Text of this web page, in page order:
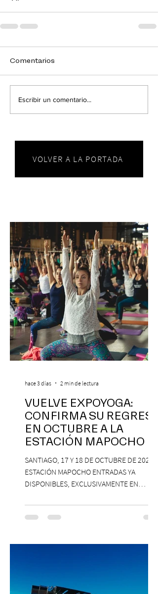
Comentarios
Escribir un comentario...
VOLVER A LA PORTADA
VUELVE EXPOYOGA:
CONFIRMA SU REGRESO
EN OCTUBRE A LA
ESTACIÓN MAPOCHO
SANTIAGO, 17 Y 18 DE OCTUBRE DE 2026,
ESTACIÓN MAPOCHO ENTRADAS YA
DISPONIBLES, EXCLUSIVAMENTE EN
con una edición renovada que reunirá
yoga, bienestar y vida consciente, con la
Antonella Orsini, Yoga Woman y más
Centro Cultural Estación Mapocho, espacio
hace 3 días 2 min de lectura